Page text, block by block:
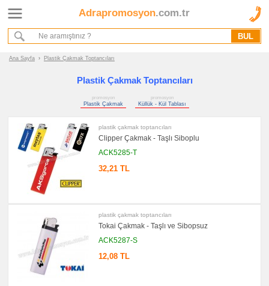
Adrapromosyon.com.tr
Ana Sayfa › Plastik Çakmak Toptancıları
Plastik Çakmak Toptancıları
promosyon
Plastik Çakmak
promosyon
Küllük - Kül Tablası
plastik çakmak toptancıları
Clipper Çakmak - Taşlı Siboplu
ACK5285-T
32,21 TL
plastik çakmak toptancıları
Tokai Çakmak - Taşlı ve Sibopsuz
ACK5287-S
12,08 TL
Ana Sayfa
Hakkımızda
Kurumsal Hizmet Akışımız
promosyon
Çakmak
&
Küllük
promosyon
Plastik
Çakmak
Kül
Tablası
promosyon
Tüm
Ürünleri
Gör
→